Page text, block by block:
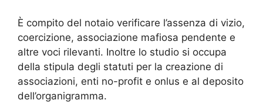
È compito del notaio verificare l’assenza di vizio,
coercizione, associazione mafiosa pendente e
altre voci rilevanti. Inoltre lo studio si occupa
della stipula degli statuti per la creazione di
associazioni, enti no-profit e onlus e al deposito
dell’organigramma.